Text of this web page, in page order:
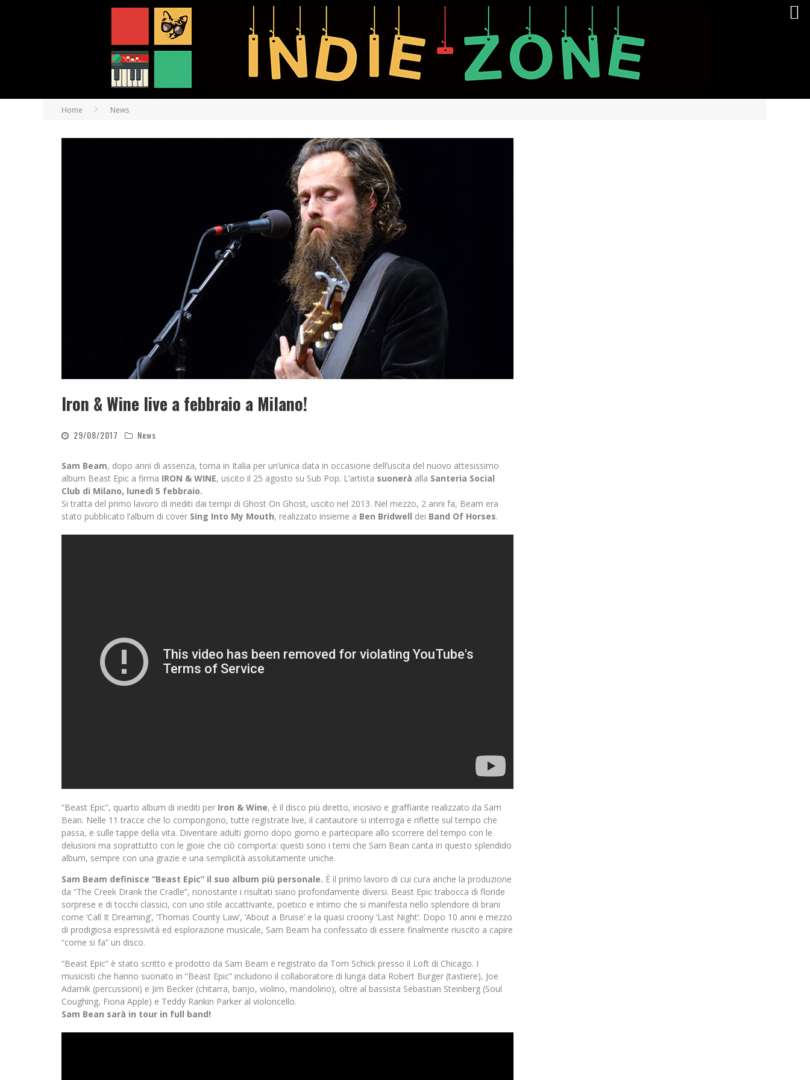
Home News
Iron & Wine live a febbraio a Milano!
29/08/2017 News
Sam Beam, dopo anni di assenza, torna in Italia per un’unica data in occasione dell’uscita del nuovo attesissimo
album Beast Epic a firma IRON & WINE, uscito il 25 agosto su Sub Pop. L’artista suonerà alla Santeria Social
Club di Milano, lunedì 5 febbraio.
Si tratta del primo lavoro di inediti dai tempi di Ghost On Ghost, uscito nel 2013. Nel mezzo, 2 anni fa, Beam era
stato pubblicato l’album di cover Sing Into My Mouth, realizzato insieme a Ben Bridwell dei Band Of Horses.
“Beast Epic”, quarto album di inediti per Iron & Wine, è il disco più diretto, incisivo e graffiante realizzato da Sam
Bean. Nelle 11 tracce che lo compongono, tutte registrate live, il cantautore si interroga e riflette sul tempo che
passa, e sulle tappe della vita. Diventare adulti giorno dopo giorno e partecipare allo scorrere del tempo con le
delusioni ma soprattutto con le gioie che ciò comporta: questi sono i temi che Sam Bean canta in questo splendido
album, sempre con una grazie e una semplicità assolutamente uniche.
Sam Beam definisce “Beast Epic” il suo album più personale. È il primo lavoro di cui cura anche la produzione
da “The Creek Drank the Cradle”, nonostante i risultati siano profondamente diversi. Beast Epic trabocca di floride
sorprese e di tocchi classici, con uno stile accattivante, poetico e intimo che si manifesta nello splendore di brani
come ‘Call It Dreaming’, ‘Thomas County Law’, ‘About a Bruise’ e la quasi croony ‘Last Night’. Dopo 10 anni e mezzo
di prodigiosa espressività ed esplorazione musicale, Sam Beam ha confessato di essere finalmente riuscito a capire
“come si fa” un disco.
“Beast Epic” è stato scritto e prodotto da Sam Beam e registrato da Tom Schick presso il Loft di Chicago. I
musicisti che hanno suonato in “Beast Epic” includono il collaboratore di lunga data Robert Burger (tastiere), Joe
Adamik (percussioni) e Jim Becker (chitarra, banjo, violino, mandolino), oltre al bassista Sebastian Steinberg (Soul
Coughing, Fiona Apple) e Teddy Rankin Parker al violoncello.
Sam Bean sarà in tour in full band!